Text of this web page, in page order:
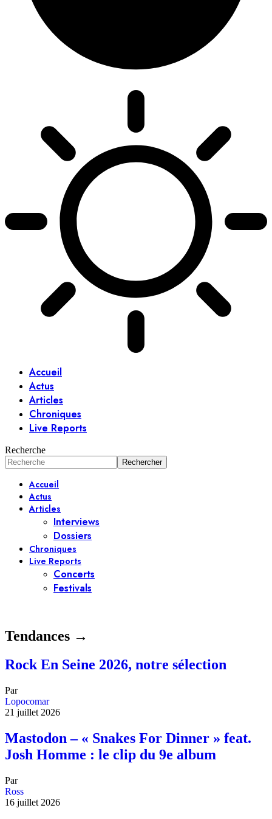
Accueil
Actus
Articles
Chroniques
Live Reports
Recherche
Accueil
Actus
Articles
Interviews
Dossiers
Chroniques
Live Reports
Concerts
Festivals
Tendances →
Rock En Seine 2026, notre sélection
Par
Lopocomar
21 juillet 2026
Mastodon – « Snakes For Dinner » feat.
Josh Homme : le clip du 9e album
Par
Ross
16 juillet 2026